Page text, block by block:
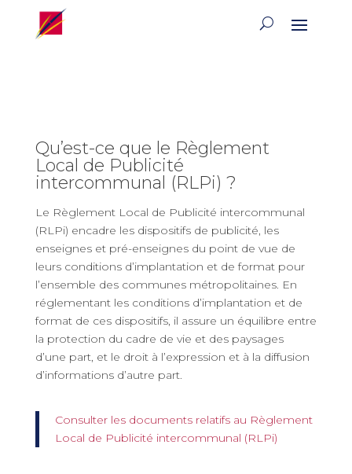
Qu’est-ce que le Règlement
Local de Publicité
intercommunal (RLPi) ?
Le Règlement Local de Publicité intercommunal
(RLPi) encadre les dispositifs de publicité, les
enseignes et pré-enseignes du point de vue de
leurs conditions d’implantation et de format pour
l’ensemble des communes métropolitaines. En
réglementant les conditions d’implantation et de
format de ces dispositifs, il assure un équilibre entre
la protection du cadre de vie et des paysages
d’une part, et le droit à l’expression et à la diffusion
d’informations d’autre part.
Consulter les documents relatifs au Règlement
Local de Publicité intercommunal (RLPi)